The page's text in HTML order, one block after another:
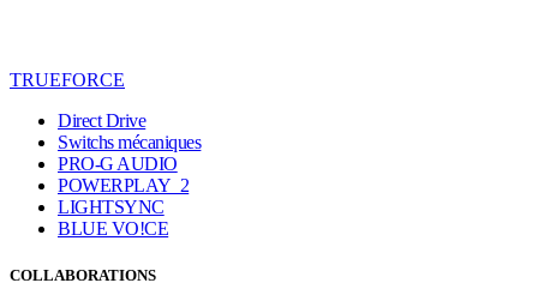
TRUEFORCE
Direct Drive
Switchs mécaniques
PRO-G AUDIO
POWERPLAY 2
LIGHTSYNC
BLUE VO!CE
COLLABORATIONS